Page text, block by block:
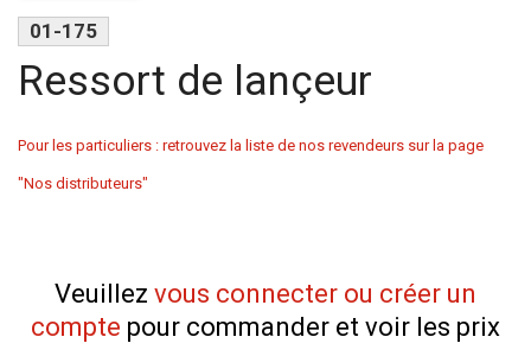
01-175
Ressort de lançeur
Pour les particuliers : retrouvez la liste de nos revendeurs sur la page
"Nos distributeurs"
Veuillez vous connecter ou créer un
compte pour commander et voir les prix